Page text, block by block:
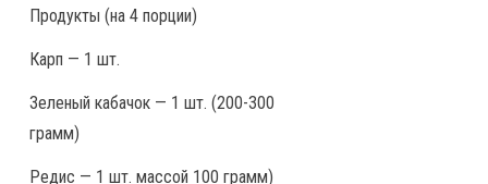
Продукты (на 4 порции)
Карп — 1 шт.
Зеленый кабачок — 1 шт. (200-300
грамм)
Редис — 1 шт. массой 100 грамм)